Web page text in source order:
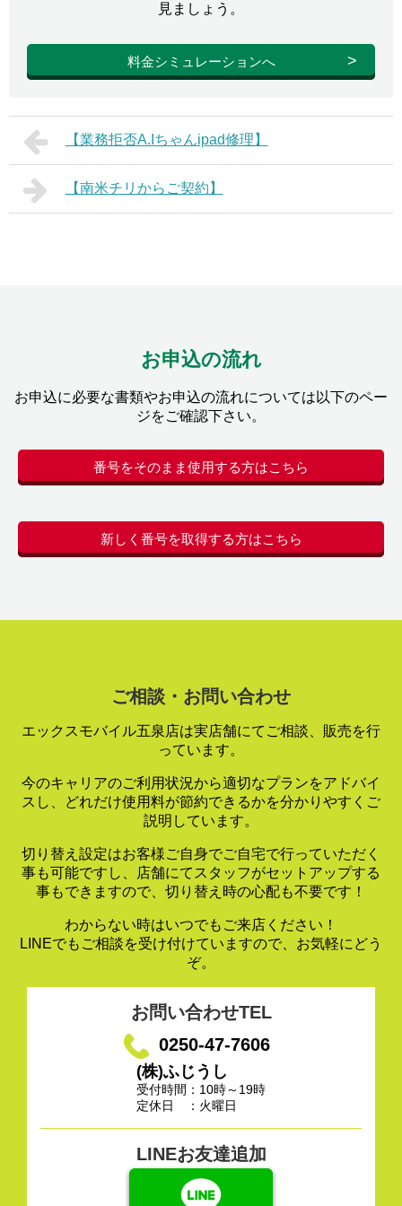
見ましょう。
料金シミュレーションへ
【業務拒否A.Iちゃんipad修理】
【南米チリからご契約】
お申込の流れ
お申込に必要な書類やお申込の流れについては以下のペー
ジをご確認下さい。
番号をそのまま使用する方はこちら
新しく番号を取得する方はこちら
ご相談・お問い合わせ
エックスモバイル五泉店は実店舗にてご相談、販売を行
っています。
今のキャリアのご利用状況から適切なプランをアドバイ
スし、
どれだけ使用料が節約できるかを分かりやすくご
説明しています。
切り替え設定はお客様ご自身でご自宅で行っていただく
事も可能ですし、
店舗にてスタッフがセットアップする
事もできますので、 切り替え時の心配も不要です！
わからない時はいつでもご来店ください！
LINEでもご相談を受け付けていますので、お気軽にどう
ぞ。
お問い合わせTEL
0250-47-7606
(株)ふじうし
受付時間：10時～19時
定休日 ：火曜日
LINEお友達追加